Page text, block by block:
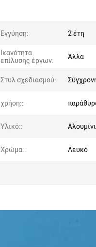
Εγγύηση: 2 έτη
Ικανότητα
επίλυσης έργων:
Άλλα
Στυλ σχεδιασμού:
χρήση::
Υλικό::
Χρώμα:: Λευκό